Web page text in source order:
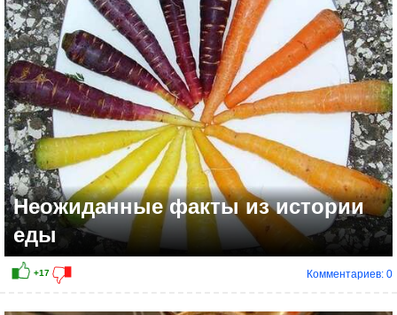
Неожиданные факты из истории
еды
Комментариев: 0